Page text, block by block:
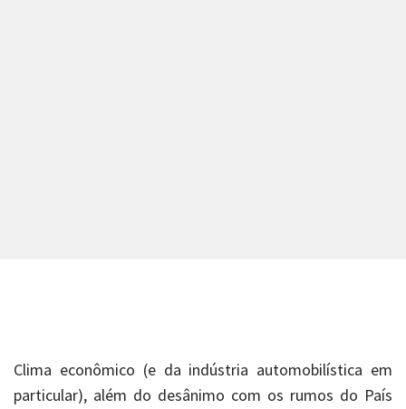
Clima econômico (e da indústria automobilística em
particular), além do desânimo com os rumos do País